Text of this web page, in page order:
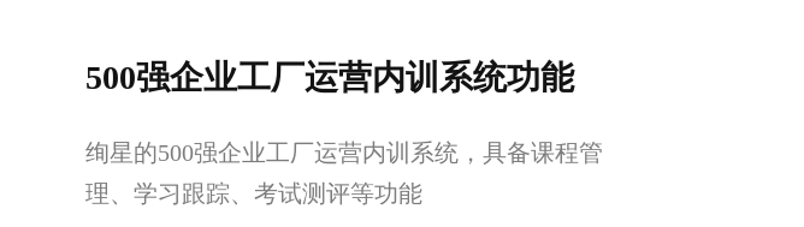
500强企业工厂运营内训系统功能
绚星的500强企业工厂运营内训系统，具备课程管
理、学习跟踪、考试测评等功能